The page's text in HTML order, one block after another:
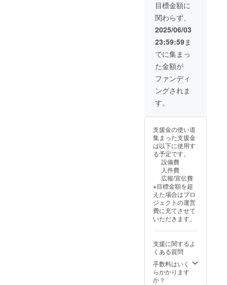
間：
2025年
6月7日
AM9:00
~PM18:
00 6月8
日
AM9:00
〜
PM18:0
0までの
両日。
ロゴ・
掲載。
掲載サ
イズは
428×12
0ピクセ
ル ・注
意事
項：支
援時、
必ず備
考欄に
掲載を
希望さ
業名、
担当者
のお名
前と
メール
目標金額に
関わらず、
2025/06/03
23:59:59ま
でに集まっ
た金額が
ファンディ
ングされま
す。
支援金の使い道
集まった支援金
は以下に使用す
る予定です。
設備費
人件費
広報/宣伝費
※目標金額を超
えた場合はプロ
ジェクトの運営
費に充てさせて
いただきます。
支援に関するよ
くある質問
手数料はいく
らかかります
か？